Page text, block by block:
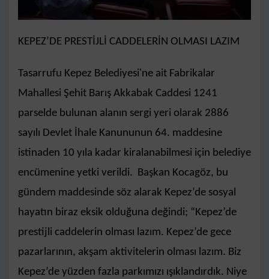
KEPEZ’DE PRESTİJLİ CADDELERİN OLMASI LAZIM
Tasarrufu Kepez Belediyesi'ne ait Fabrikalar
Mahallesi Şehit Barış Akkabak Caddesi 1241
parselde bulunan alanın sergi yeri olarak 2886
sayılı Devlet İhale Kanununun 64. maddesine
istinaden 10 yıla kadar kiralanabilmesi için belediye
encümenine yetki verildi. Başkan Kocagöz, bu
gündem maddesinde söz alarak Kepez’de sosyal
hayatın biraz eksik olduğuna değindi; “Kepez’de
prestijli caddelerin olması lazım. Kepez’de gece
pazarlarının, akşam aktivitelerin olması lazım. Biz
Kepez’de yüzden fazla parkımızı ışıklandırdık. Niye